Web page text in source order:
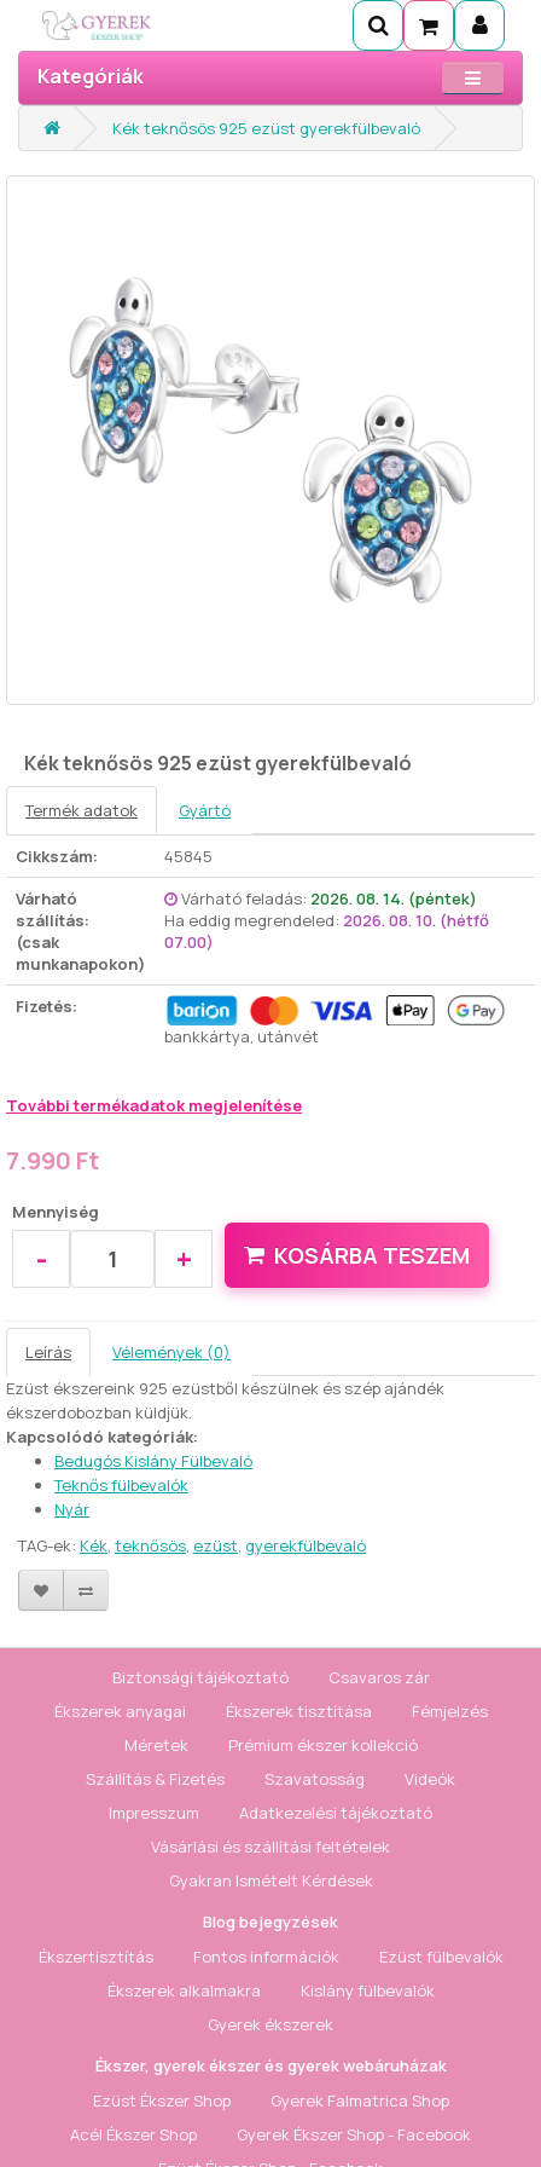
Kategóriák
Kék teknősös 925 ezüst gyerekfülbevaló
Kék teknősös 925 ezüst gyerekfülbevaló
Termék adatok Gyártó
Cikkszám:
45845
Várható
szállítás:
(csak
munkanapokon)
Várható feladás: 2026. 08. 14. (péntek)
Ha eddig megrendeled: 2026. 08. 10. (hétfő
07.00)
Fizetés:
bankkártya, utánvét
További termékadatok megjelenítése
7.990 Ft
Mennyiség
- + KOSÁRBA TESZEM
Leírás
Vélemények (0)
Ezüst ékszereink 925 ezüstből készülnek és szép ajándék
ékszerdobozban küldjük.
Kapcsolódó kategóriák:
Bedugós Kislány Fülbevaló
Teknős fülbevalók
Nyár
TAG-ek: Kék, teknősös, ezüst, gyerekfülbevaló
Biztonsági tájékoztató
Csavaros zár
Ékszerek anyagai
Ékszerek tisztítása
Fémjelzés
Méretek
Prémium ékszer kollekció
Szállítás & Fizetés
Szavatosság
Videók
Impresszum
Adatkezelési tájékoztató
Vásárlási és szállítási feltételek
Gyakran Ismételt Kérdések
Blog bejegyzések
Ékszertisztítás
Fontos információk
Ezüst fülbevalók
Ékszerek alkalmakra
Kislány fülbevalók
Gyerek ékszerek
Ékszer, gyerek ékszer és gyerek webáruházak
Ezüst Ékszer Shop
Gyerek Falmatrica Shop
Acél Ékszer Shop
Gyerek Ékszer Shop - Facebook